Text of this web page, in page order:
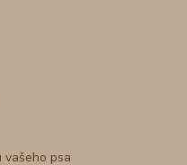
vašeho psa